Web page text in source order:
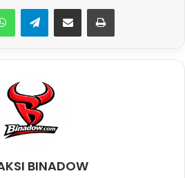
Telegram
BINADOW